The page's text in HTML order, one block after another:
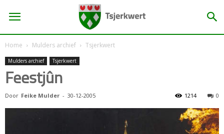
Home Mulders archief Tsjerkwert
Mulders archief Tsjerkwert
Feestjûn
Door Feike Mulder - 30-12-2005 0
1214